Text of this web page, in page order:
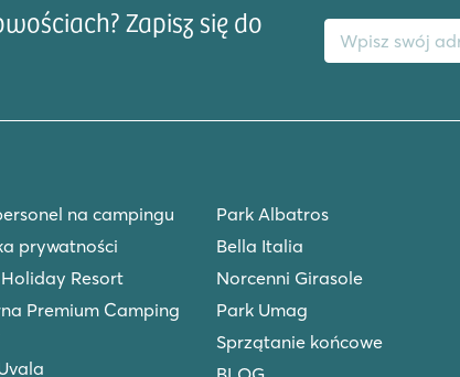
Zapisz się do
Adres email
na campingu
prywatności
Resort
Premium Camping
Park Albatros
Bella Italia
Norcenni Girasole
Park Umag
Sprzątanie końcowe